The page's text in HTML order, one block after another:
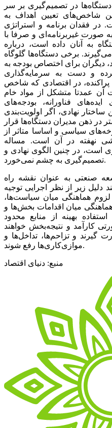
در تصمیم‌گیری بر سر
شاخص‌های تعیین اهداف به
فقدان برنامه و استراتژی
صورت غیربرنامه‌ای و صرفا با
به آنان داده است، درباره
برخی دستگاه‌ها گلوگاه
دیگران برای اختصاص بودجه به
و دست به سرمایه‌گذاری
در اقتصادی که شاخص
آن عمدتا متشکل از مواد خام
فناورانه، بودجه‌های
نهادی، اگر اولویت‌بندی
در ذهن مدیران دستگاه‌ها قرار
سیاسی و اساسا متاثر از
نهفته در آن است. مساله
است، در چنین الگوی نهادی و
تصمیم‌گیری به چشم نمی‌خورد.
صنعتی به عنوان نقشه راه
زیر از نظر اجرایی توجیه
هماهنگی میان سیاست‌ها،
میان اقدامات بخش‌ها و
بهینه از منابع محدود
کارآمد و نتیجه‌بخش خواهند
گیرند و تزاحم‌ها، تداخل‌ها و
موازی‌کاری‌ها رفع شوند.
منبع: دنیای اقتصاد